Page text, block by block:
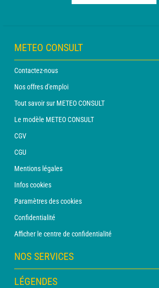
METEO CONSULT
Contactez-nous
Nos offres d'emploi
Tout savoir sur METEO CONSULT
Le modèle METEO CONSULT
CGV
CGU
Mentions légales
Infos cookies
Paramètres des cookies
Confidentialité
Afficher le centre de confidentialité
NOS SERVICES
Abonnement METEO Xpert
LÉGENDES